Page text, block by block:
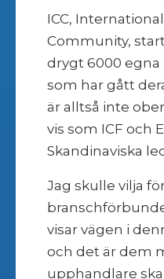
ICC,
Community,
drygt 6000
som har gått
är alltså inte
vis som ICF och
Skandinaviska
Jag skulle vilja
visar vägen i
och det är dem
upphandlare